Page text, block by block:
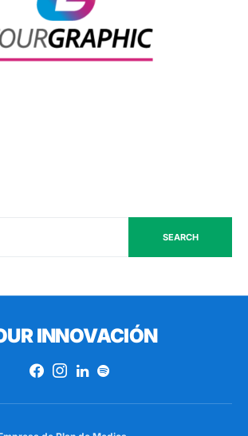
SEARCH
INNOVACIÓN